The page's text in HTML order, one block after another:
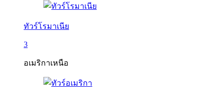
ทัวร์โรมาเนีย
3
อเมริกาเหนือ